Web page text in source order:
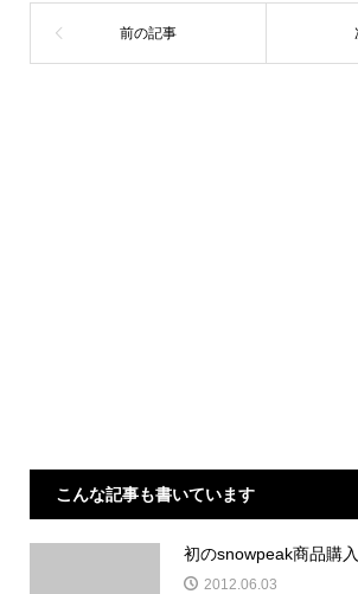
こんな記事も書いています
初のsnowpeak商品購入
2012.06.03